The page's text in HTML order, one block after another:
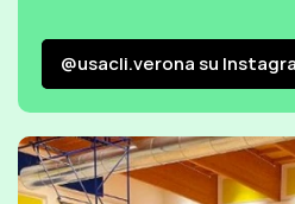
@usacli.verona su
@usacli.verona su